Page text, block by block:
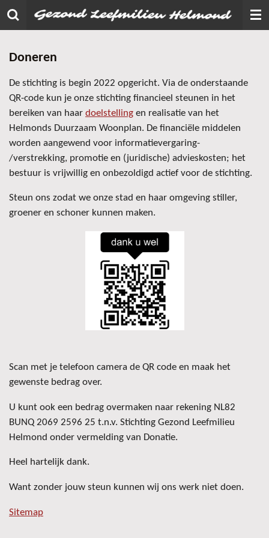
Ga
direct
de
Doneren
De stichting is begin 2022 opgericht. Via de onderstaande
QR-code kun je onze stichting financieel steunen in het
bereiken van haar doelstelling en realisatie van het
Helmonds Duurzaam Woonplan. De financiële middelen
worden aangewend voor informatievergaring-
/verstrekking, promotie en (juridische) advieskosten; het
bestuur is vrijwillig en onbezoldigd actief voor de stichting.
Steun ons zodat we onze stad en haar omgeving stiller,
groener en schoner kunnen maken.
Scan met je telefoon camera de QR code en maak het
gewenste bedrag over.
U kunt ook een bedrag overmaken naar rekening NL82
BUNQ 2069 2596 25 t.n.v. Stichting Gezond Leefmilieu
Helmond onder vermelding van Donatie.
Heel hartelijk dank.
Want zonder jouw steun kunnen wij ons werk niet doen.
Sitemap